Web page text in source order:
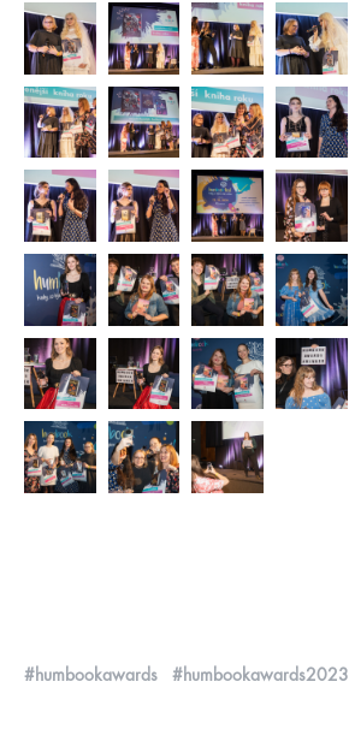
#humbookawards #humbookawards2023